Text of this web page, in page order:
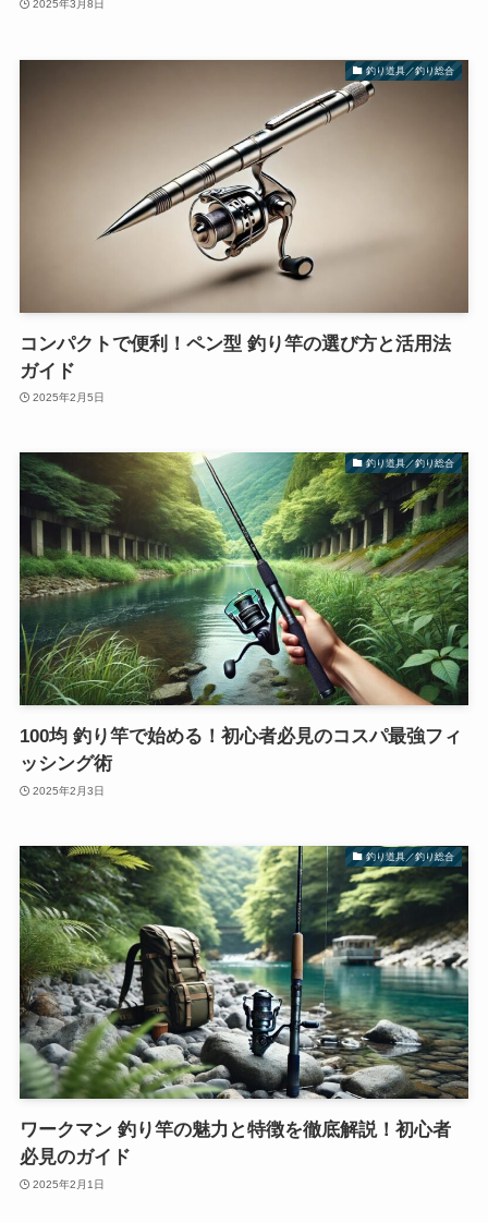
2025年3月8日
釣り道具／釣り総合
コンパクトで便利！ペン型 釣り竿の選び方と活用法
ガイド
2025年2月5日
釣り道具／釣り総合
100均 釣り竿で始める！初心者必見のコスパ最強フィ
ッシング術
2025年2月3日
釣り道具／釣り総合
ワークマン 釣り竿の魅力と特徴を徹底解説！初心者
必見のガイド
2025年2月1日